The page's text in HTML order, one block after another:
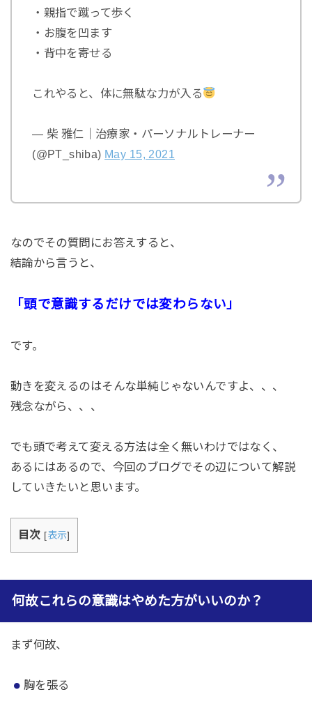
・親指で蹴って歩く
・お腹を凹ます
・背中を寄せる
これやると、体に無駄な力が入る
— 柴 雅仁｜治療家・パーソナルトレーナー
(@PT_shiba) May 15, 2021
なのでその質問にお答えすると、
結論から言うと、
「頭で意識するだけでは変わらない」
です。
動きを変えるのはそんな単純じゃないんですよ、、、
残念ながら、、、
でも頭で考えて変える方法は全く無いわけではなく、
あるにはあるので、今回のブログでその辺について解説
していきたいと思います。
目次 [表示]
何故これらの意識はやめた方がいいのか？
まず何故、
胸を張る